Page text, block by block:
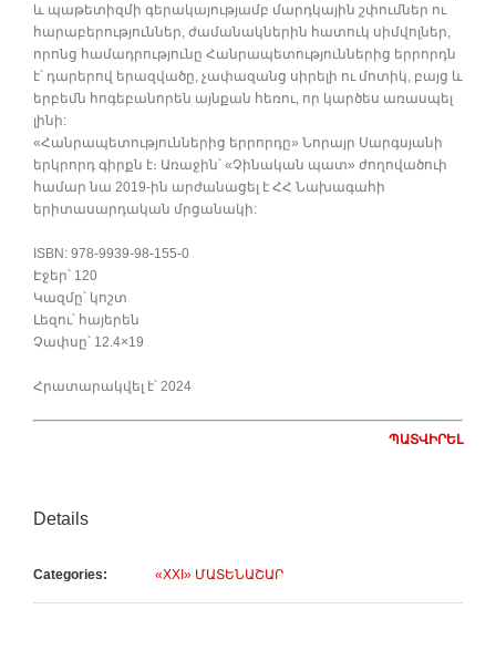
և պաթետիզմի գերակայությամբ մարդկային շփումներ ու
հարաբերություններ, ժամանակներին հատուկ սիմվոլներ,
որոնց համադրությունը Հանրապետություններից երրորդն
է՝ դարերով երազվածը, չափազանց սիրելի ու մոտիկ, բայց և
երբեմն հոգեբանորեն այնքան հեռու, որ կարծես առասպել
լինի:
«Հանրապետություններից երրորդը» Նորայր Սարգսյանի
երկրորդ գիրքն է։ Առաջին՝ «Չինական պատ» ժողովածուի
համար նա 2019-ին արժանացել է ՀՀ Նախագահի
երիտասարդական մրցանակի:
ISBN: 978-9939-98-155-0
Էջեր՝ 120
Կազմը՝ կոշտ
Լեզու՝ հայերեն
Չափսը՝ 12.4×19
Հրատարակվել է՝ 2024
ՊԱՏՎԻՐԵԼ
Details
Categories: «XXI» ՄԱՏԵՆԱՇԱՐ